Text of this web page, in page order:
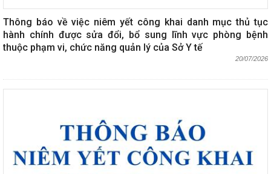
Thông báo về việc niêm yết công khai danh mục thủ tục
hành chính được sửa đổi, bổ sung lĩnh vực phòng bệnh
thuộc phạm vi, chức năng quản lý của Sở Y tế
20/07/2026